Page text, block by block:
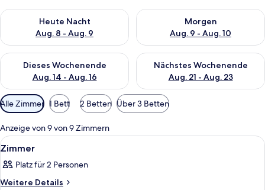
Heute Nacht
Aug. 8 - Aug. 9
Überprüfe die Verfügbarkeit für heute Nacht, Aug. 8 - Aug. 9.
Morgen
Aug. 9 - Aug. 10
Überprüfe die Verfügbarkeit
Dieses Wochenende
Aug. 14 - Aug. 16
Überprüfe die Verfügbarkeit für dieses Wochenende, Aug. 14
Nächstes Wochenende
Aug. 21 - Aug. 23
Überprüfe die Verfügbarkeit
Verfügbare
Filter
für
Zimmer
Alle Zimmer 1 Bett 2 Betten Über 3 Betten
Anzeige von 9 von 9 Zimmern
Alle
Fotos
für
Zimmer
Ein Hotelzimmer mit Bett,
5
Zimmer
Platz für 2 Personen
Weitere Details
Weitere